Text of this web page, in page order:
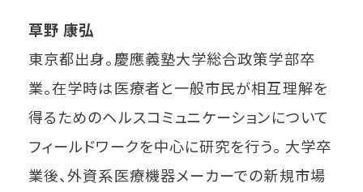
草野 康弘
東京都出身。慶應義塾大学総合政策学部卒
業。在学時は医療者と一般市民が相互理解を
得るためのヘルスコミュニケーションについて
フィールドワークを中心に研究を行う。 大学卒
業後、外資系医療機器メーカーでの新規市場